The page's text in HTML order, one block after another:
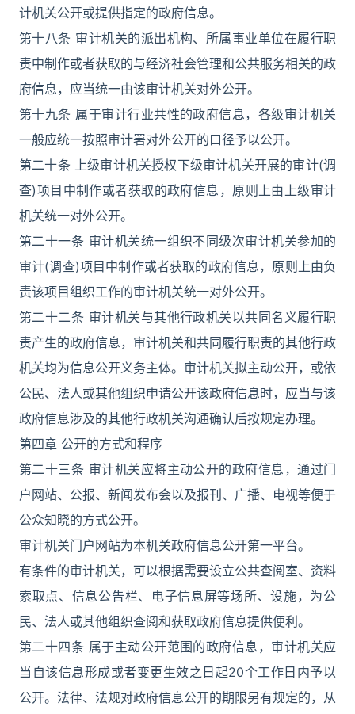
计机关公开或提供指定的政府信息。
第十八条 审计机关的派出机构、所属事业单位在履行职
责中制作或者获取的与经济社会管理和公共服务相关的政
府信息，应当统一由该审计机关对外公开。
第十九条 属于审计行业共性的政府信息，各级审计机关
一般应统一按照审计署对外公开的口径予以公开。
第二十条 上级审计机关授权下级审计机关开展的审计(调
查)项目中制作或者获取的政府信息，原则上由上级审计
机关统一对外公开。
第二十一条 审计机关统一组织不同级次审计机关参加的
审计(调查)项目中制作或者获取的政府信息，原则上由负
责该项目组织工作的审计机关统一对外公开。
第二十二条 审计机关与其他行政机关以共同名义履行职
责产生的政府信息，审计机关和共同履行职责的其他行政
机关均为信息公开义务主体。审计机关拟主动公开，或依
公民、法人或其他组织申请公开该政府信息时，应当与该
政府信息涉及的其他行政机关沟通确认后按规定办理。
第四章 公开的方式和程序
第二十三条 审计机关应将主动公开的政府信息，通过门
户网站、公报、新闻发布会以及报刊、广播、电视等便于
公众知晓的方式公开。
审计机关门户网站为本机关政府信息公开第一平台。
有条件的审计机关，可以根据需要设立公共查阅室、资料
索取点、信息公告栏、电子信息屏等场所、设施，为公
民、法人或其他组织查阅和获取政府信息提供便利。
第二十四条 属于主动公开范围的政府信息，审计机关应
当自该信息形成或者变更生效之日起20个工作日内予以
公开。法律、法规对政府信息公开的期限另有规定的，从